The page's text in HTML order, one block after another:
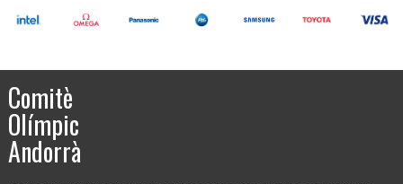
Comitè
Olímpic
Andorrà